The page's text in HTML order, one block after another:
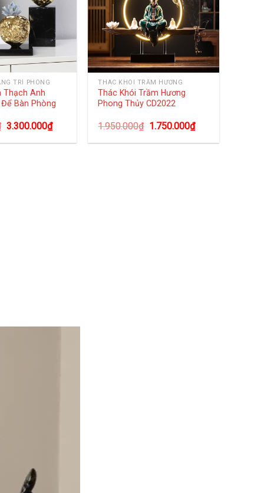
TRÍ PHÒNG
Thạch Anh
Bàn Phòng
3.300.000₫
THÁC KHÓI TRẦM HƯƠNG
Thác Khói Trầm Hương
Phong Thủy CD2022
1.950.000₫ 1.750.000₫